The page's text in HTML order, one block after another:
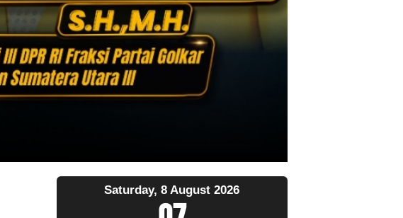
Saturday, 8 August 2026